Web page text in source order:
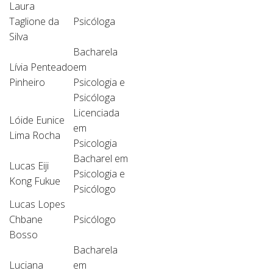
Laura
Taglione da
Silva
Psicóloga
Lívia Penteado
Pinheiro
Bacharela
em
Psicologia e
Psicóloga
Lóide Eunice
Lima Rocha
Licenciada
em
Psicologia
Lucas Eiji
Kong Fukue
Bacharel em
Psicologia e
Psicólogo
Lucas Lopes
Chbane
Bosso
Psicólogo
Luciana
Bacharela
em